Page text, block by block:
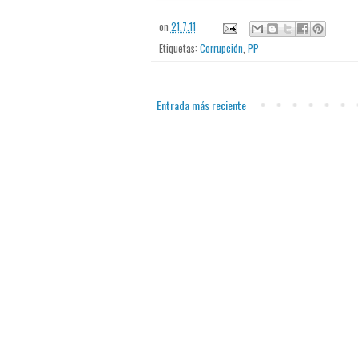
on 21.7.11
Etiquetas: Corrupción, PP
Entrada más reciente